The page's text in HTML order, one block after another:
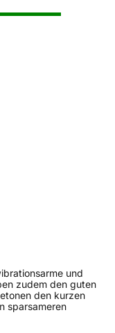
und
zudem den guten
den kurzen
sparsameren